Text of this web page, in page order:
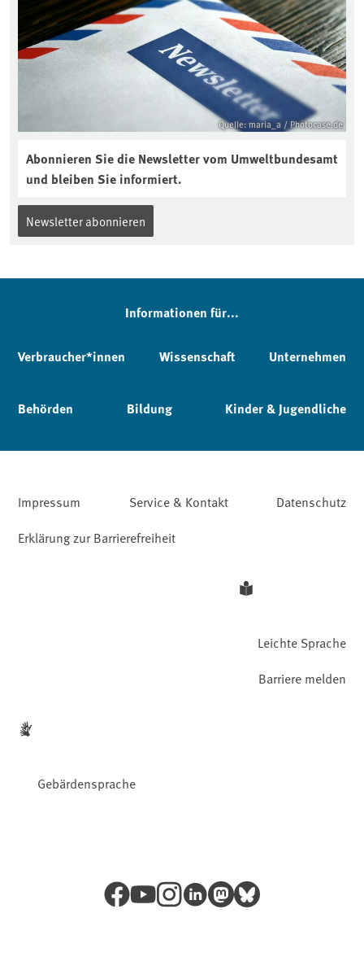
Quelle: maria_a / Photocase.de
Abonnieren Sie die Newsletter vom Umweltbundesamt
und bleiben Sie informiert.
Newsletter abonnieren
Informationen für...
Verbraucher*innen Wissenschaft Unternehmen
Behörden Bildung Kinder & Jugendliche
Impressum Service & Kontakt
Datenschutz
Erklärung zur Barrierefreiheit
Leichte Sprache
Gebärdensprache
Barriere melden